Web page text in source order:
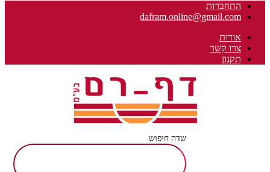
התחברות
dafram.online@gmail.com
אודות
צרו קשר
תקנון
שדה חיפוש